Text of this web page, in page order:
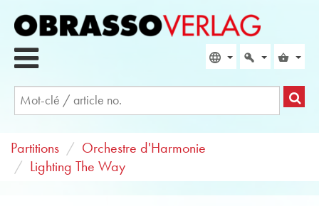
Partitions
Orchestre d'Harmonie
Lighting The Way